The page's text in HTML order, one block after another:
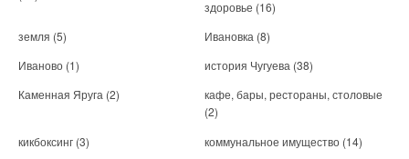
здоровье (16)
земля (5) Ивановка (8)
Иваново (1) история Чугуева (38)
Каменная Яруга (2)
кафе, бары, рестораны, столовые
(2)
кикбоксинг (3) коммунальное имущество (14)